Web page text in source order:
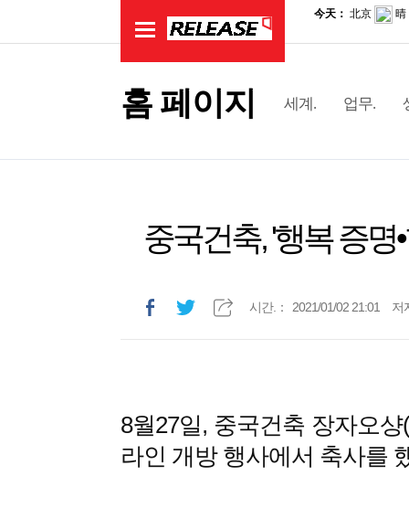
홈 페이지 세계. 업무.
중국건축, '행복 증명
시간.： 2021/01/02 21:01 저
8월27일, 중국건축 장자오
라인 개방 행사에서 축사를